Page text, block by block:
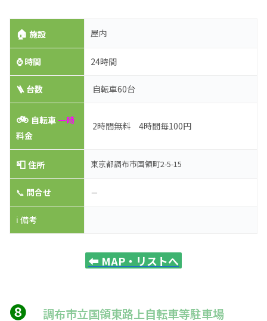
🏠施設 屋内
⌚時間 24時間
🪜 台数 自転車60台
🚲 自転車 一時
料金
2時間無料 4時間毎100円
📮住所 東京都調布市国領町2-5-15
📞 問合せ －
ℹ️ 備考
⬅️ MAP・リストへ
❽ 調布市立国領東路上自転車等駐車場